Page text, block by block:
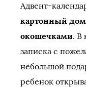
Адвент-
картонный
окошечками. В
записка с
небольшой
ребенок